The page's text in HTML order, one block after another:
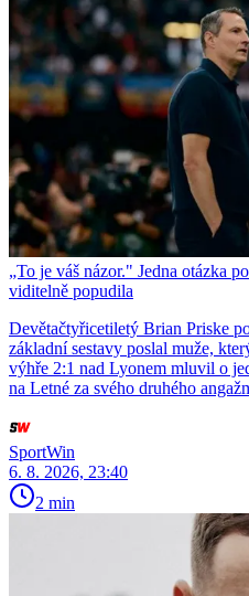
„To je váš názor." Jedna otázka
viditelně popudila
Devětačtyřicetiletý Brian Priske
základní sestavy poslal muže,
výhře 2:1 nad Lyonem mluvil o
na Letné za svého druhého
SportWin
6. 8. 2026, 23:40
2 min